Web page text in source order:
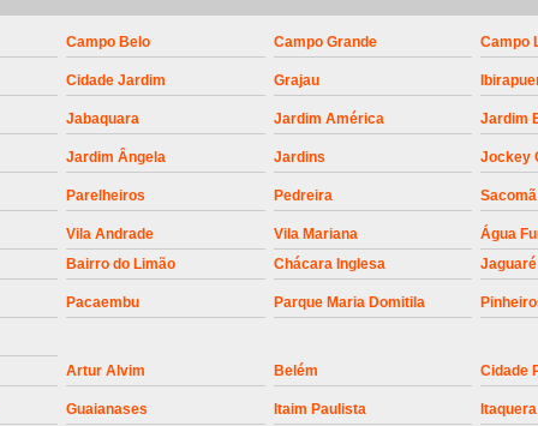
Empresa para
Empresa para
Empresa para
Empresa para
Empresa para
Empresa para
Instalação de Motor de Portão
Instalação de Motor em Portão
Campo Belo Campo Grande Campo
Cidade Jardim Grajau
Jabaquara Jardim América Jardim
Jardim Ângela Jardins Jockey
Parelheiros Pedreira Sacomã
Vila Andrade Vila Mariana
Água
Bairro do Limão Chácara Inglesa Jaguaré
Pacaembu Parque Maria Domitila
Artur Alvim Belém Cidade
Guaianases Itaim Paulista Itaquera